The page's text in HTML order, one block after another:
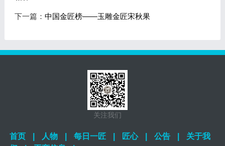
下一篇： 中国金匠榜——玉雕金匠宋秋果
关注我们
首页 人物 每日一匠 匠心 公告
关于我